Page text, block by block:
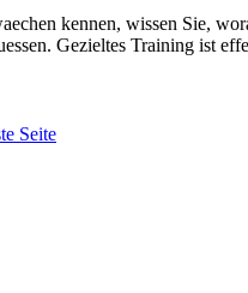
kennen, wissen Sie,
Gezieltes Training ist
Seite